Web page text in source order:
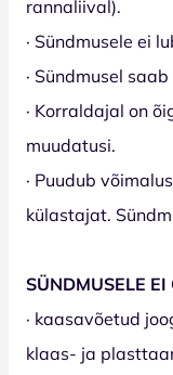
rannaliival).
· Sündmusele ei
· Sündmusel
· Korraldajal on
muudatusi.
· Puudub
külastajat.
SÜNDMUSELE
· kaasavõetud
klaas- ja